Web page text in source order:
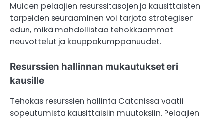
Muiden pelaajien resurssitasojen ja kausittaisten
tarpeiden seuraaminen voi tarjota strategisen
edun, mikä mahdollistaa tehokkaammat
neuvottelut ja kauppakumppanuudet.
Resurssien hallinnan mukautukset eri
kausille
Tehokas resurssien hallinta Catanissa vaatii
sopeutumista kausittaisiin muutoksiin. Pelaajien